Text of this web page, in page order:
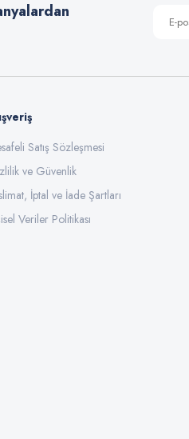
Satış Sözleşmesi
ve Güvenlik
İptal ve İade Şartları
Veriler Politikası